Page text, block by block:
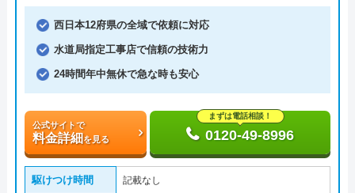
西日本12府県の全域で依頼に対応
水道局指定工事店で信頼の技術力
24時間年中無休で急な時も安心
公式サイトで
料金詳細を見る
まずは電話相談！
0120-49-8996
駆けつけ時間 記載なし